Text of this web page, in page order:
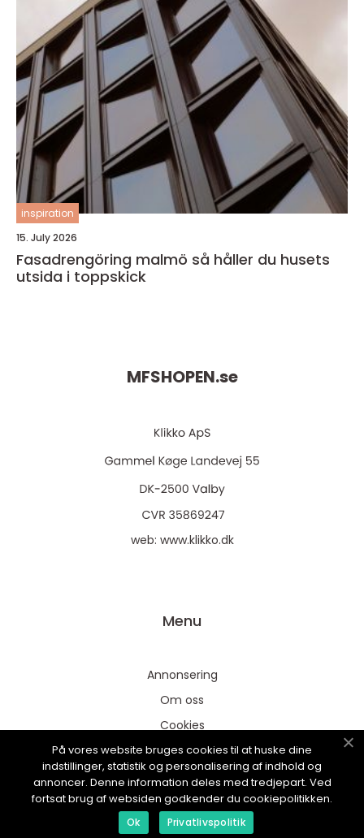
inspiration
15. July 2026
Fasadrengöring malmö så håller du husets
utsida i toppskick
MFSHOPEN.se
web: www.klikko.dk
Menu
Annonsering
Om oss
Cookies
Kontakta oss
Sitemap
På vores website bruges cookies til at huske dine
indstillinger, statistik og personalisering af indhold og
annoncer. Denne information deles med tredjepart. Ved
fortsat brug af websiden godkender du cookiepolitikken.
Ok Privatlivspolitik